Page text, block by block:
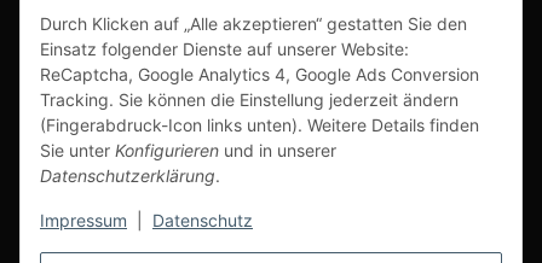
Durch Klicken auf „Alle akzeptieren“ gestatten Sie den
Einsatz folgender Dienste auf unserer Website:
ReCaptcha, Google Analytics 4, Google Ads Conversion
Tracking. Sie können die Einstellung jederzeit ändern
(Fingerabdruck-Icon links unten). Weitere Details finden
Sie unter Konfigurieren und in unserer
Datenschutzerklärung.
Impressum Datenschutz